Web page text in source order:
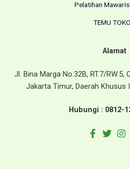
Pelatihan Mawaris
TEMU
Alamat
Jl. Bina Marga No.32B, RT.7/RW.5,
Jakarta Timur, Daerah Khusus
Hubungi : 0812-